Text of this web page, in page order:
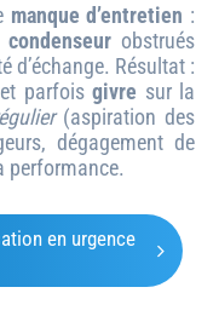
manque d’entretien :
condenseurobstrués
d’échange. Résultat :
parfoisgivre sur la
(aspiration des
dégagement de
performance.
en urgence